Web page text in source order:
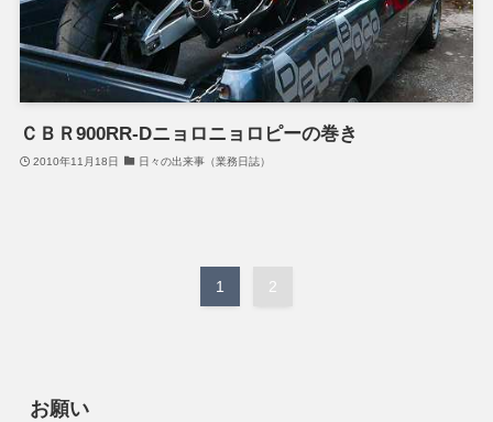
ＣＢＲ900RR-Dニョロニョロピーの巻き
2010年11月18日 日々の出来事（業務日誌）
1 2
お願い